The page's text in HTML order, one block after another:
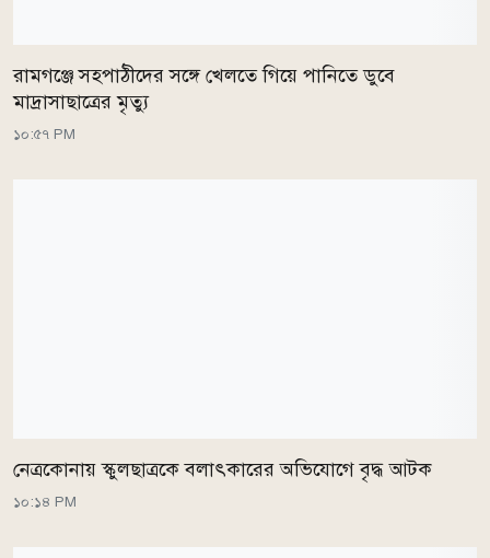
রামগঞ্জে সহপাঠীদের সঙ্গে খেলতে গিয়ে পানিতে ডুবে
মাদ্রাসাছাত্রের মৃত্যু
১০:৫৭ PM
নেত্রকোনায় স্কুলছাত্রকে বলাৎকারের অভিযোগে বৃদ্ধ আটক
১০:১৪ PM